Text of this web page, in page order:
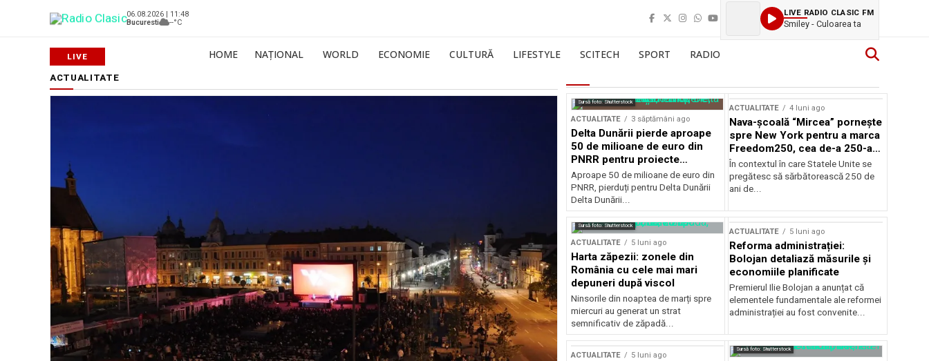
06.08.2026 | 11:48
Bucuresti
--°C
LIVE RADIO CLASIC FM
Smiley - Culoarea ta
HOME NAȚIONAL WORLD ECONOMIE CULTURĂ LIFESTYLE SCITECH SPORT RADIO
ACTUALITATE
Sursă foto: Shutterstock
ACTUALITATE 3 săptămâni ago
Delta Dunării pierde aproape
50 de milioane de euro din
PNRR pentru proiecte
esențiale
Aproape 50 de milioane de euro din
PNRR, pierduți pentru Delta Dunării
Delta Dunării...
ACTUALITATE 4 luni ago
Nava-școală “Mircea” pornește
spre New York pentru a marca
Freedom250, cea de-a 250-a
aniversare a Statelor Unite
În contextul în care Statele Unite se
pregătesc să sărbătorească 250 de
ani de...
Sursă foto: Shutterstock
ACTUALITATE 5 luni ago
Harta zăpezii: zonele din
România cu cele mai mari
depuneri după viscol
Ninsorile din noaptea de marți spre
miercuri au generat un strat
semnificativ de zăpadă...
ACTUALITATE 5 luni ago
Reforma administrației:
Bolojan detaliază măsurile și
economiile planificate
Premierul Ilie Bolojan a anunțat că
elementele fundamentale ale reformei
administrației au fost convenite...
ACTUALITATE 5 luni ago
Sursă foto: Shutterstock